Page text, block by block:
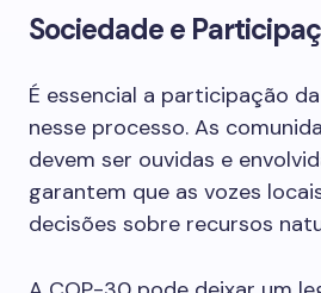
Sociedade e
É essencial a participação
nesse processo. As
devem ser ouvidas e
garantem que as vozes
decisões sobre recursos